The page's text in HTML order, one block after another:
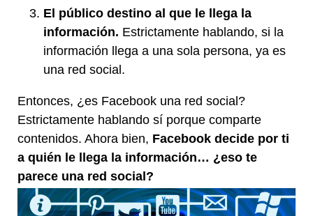
El público destino al que le llega la
información. Estrictamente hablando, si la
información llega a una sola persona, ya es
una red social.
Entonces, ¿es Facebook una red social?
Estrictamente hablando sí porque comparte
contenidos. Ahora bien, Facebook decide por ti
a quién le llega la información… ¿eso te
parece una red social?